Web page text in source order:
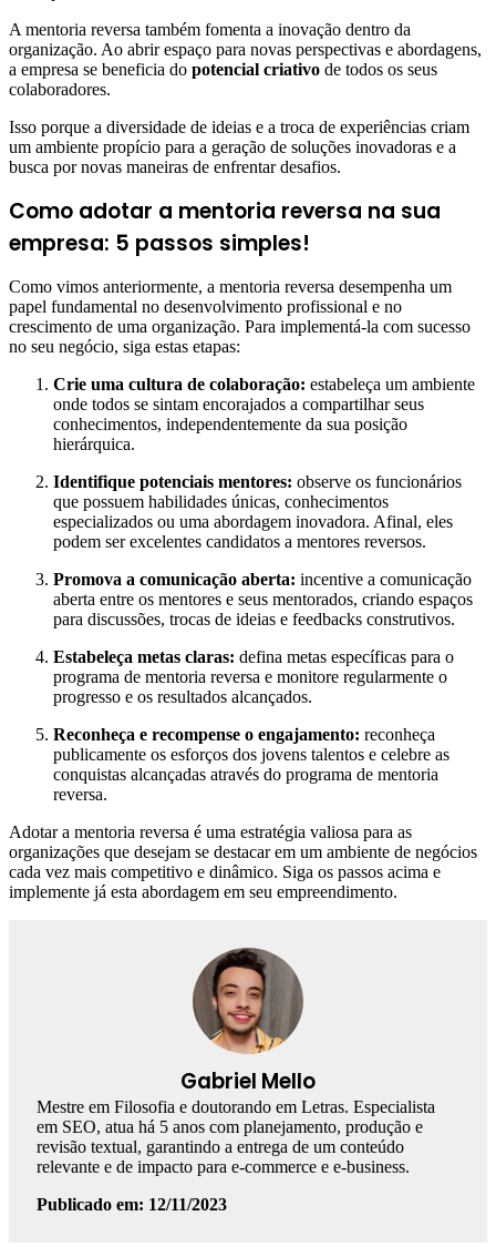
A mentoria reversa também fomenta a inovação dentro da
organização. Ao abrir espaço para novas perspectivas e abordagens,
a empresa se beneficia do potencial criativo de todos os seus
colaboradores.
Isso porque a diversidade de ideias e a troca de experiências criam
um ambiente propício para a geração de soluções inovadoras e a
busca por novas maneiras de enfrentar desafios.
Como adotar a mentoria reversa na sua
empresa: 5 passos simples!
Como vimos anteriormente, a mentoria reversa desempenha um
papel fundamental no desenvolvimento profissional e no
crescimento de uma organização. Para implementá-la com sucesso
no seu negócio, siga estas etapas:
Crie uma cultura de colaboração: estabeleça um ambiente
onde todos se sintam encorajados a compartilhar seus
conhecimentos, independentemente da sua posição
hierárquica.
Identifique potenciais mentores: observe os funcionários
que possuem habilidades únicas, conhecimentos
especializados ou uma abordagem inovadora. Afinal, eles
podem ser excelentes candidatos a mentores reversos.
Promova a comunicação aberta: incentive a comunicação
aberta entre os mentores e seus mentorados, criando espaços
para discussões, trocas de ideias e feedbacks construtivos.
Estabeleça metas claras: defina metas específicas para o
programa de mentoria reversa e monitore regularmente o
progresso e os resultados alcançados.
Reconheça e recompense o engajamento: reconheça
publicamente os esforços dos jovens talentos e celebre as
conquistas alcançadas através do programa de mentoria
reversa.
Adotar a mentoria reversa é uma estratégia valiosa para as
organizações que desejam se destacar em um ambiente de negócios
cada vez mais competitivo e dinâmico. Siga os passos acima e
implemente já esta abordagem em seu empreendimento.
Gabriel Mello
Mestre em Filosofia e doutorando em Letras. Especialista
em SEO, atua há 5 anos com planejamento, produção e
revisão textual, garantindo a entrega de um conteúdo
relevante e de impacto para e-commerce e e-business.
Publicado em: 12/11/2023